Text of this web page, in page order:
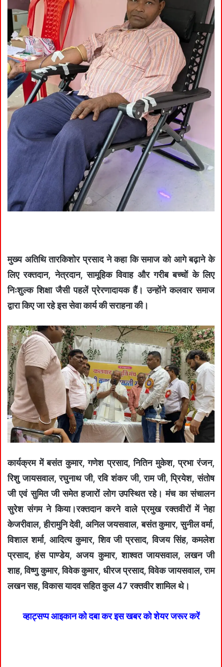
मुख्य अतिथि तारकिशोर प्रसाद ने कहा कि समाज को आगे बढ़ाने के
लिए रक्तदान, नेत्रदान, सामूहिक विवाह और गरीब बच्चों के लिए
निःशुल्क शिक्षा जैसी पहलें प्रेरणादायक हैं। उन्होंने कलवार समाज
द्वारा किए जा रहे इस सेवा कार्य की सराहना की।
कार्यक्रम में बसंत कुमार, गणेश प्रसाद, नितिन मुकेश, प्रभा रंजन,
रिशु जायसवाल, रघुनाथ जी, रवि शंकर जी, राम जी, प्रियेश, संतोष
जी एवं सुमित जी समेत हजारों लोग उपस्थित रहे। मंच का संचालन
सुरेश संगम ने किया।रक्तदान करने वाले प्रमुख रक्तवीरों में नेहा
केजरीवाल, हीरामुनि देवी, अनिल जयसवाल, बसंत कुमार, सुनील वर्मा,
विशाल शर्मा, आदित्य कुमार, शिव जी प्रसाद, विजय सिंह, कमलेश
प्रसाद, हंस पाण्डेय, अजय कुमार, शाश्वत जायसवाल, लखन जी
शाह, विष्णु कुमार, विवेक कुमार, धीरज प्रसाद, विवेक जायसवाल, राम
लखन सह, विकास यादव सहित कुल 47 रक्तवीर शामिल थे।
व्हाट्सप्प आइकान को दबा कर इस खबर को शेयर जरूर करें